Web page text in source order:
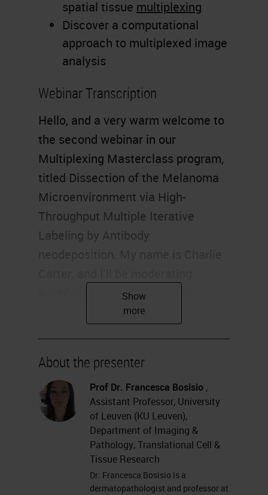
spatial tissue multiplexing
Discover a computational
approach to multiplexed image
analysis
Webinar Transcription
Hello, and a very warm welcome to
the second webinar in our
Multiplexing Masterclass program,
titled Dissection of the Melanoma
Microenvironment via High-
Throughput Multiple Iterative
Labeling by Antibody
today's presentation. And I'm
delighted to be joined by Francesca
be continuing our Multiplexing
Masterclass today. Please feel free
to submit your questions for the
Q&A session at the left of your
screen at any time during the
webinar. And without further delay,
I'll hand over to Francesca and
About the presenter
Prof Dr. Francesca Bosisio ,
Assistant Professor, University
of Leuven (KU Leuven),
Department of Imaging &
Pathology, Translational Cell &
Tissue Research
Dr. Francesca Bosisio is a
dermatopathologist and professor at